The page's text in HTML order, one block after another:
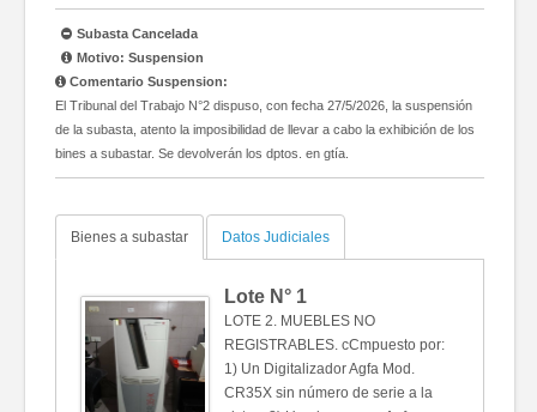
Subasta Cancelada
Motivo: Suspension
Comentario Suspension:
El Tribunal del Trabajo N°2 dispuso, con fecha 27/5/2026, la suspensión
de la subasta, atento la imposibilidad de llevar a cabo la exhibición de los
bines a subastar. Se devolverán los dptos. en gtía.
Bienes a subastar Datos Judiciales
Lote N° 1
LOTE 2. MUEBLES NO
REGISTRABLES. cCmpuesto por:
1) Un Digitalizador Agfa Mod.
CR35X sin número de serie a la